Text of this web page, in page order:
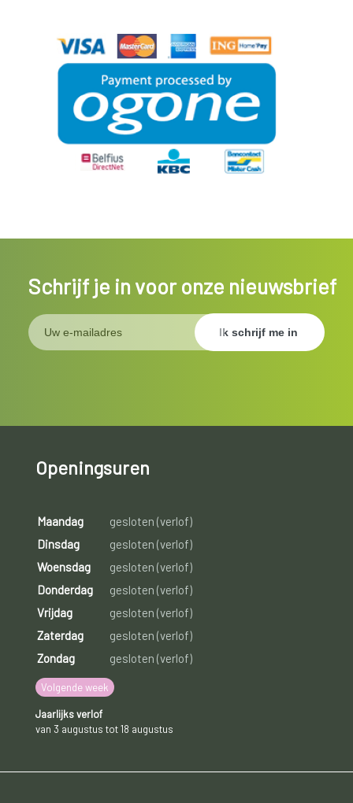
Schrijf je in voor onze nieuwsbrief
Openingsuren
Maandag
gesloten (verlof)
Dinsdag
gesloten (verlof)
Woensdag
gesloten (verlof)
Donderdag
gesloten (verlof)
Vrijdag
gesloten (verlof)
Zaterdag
gesloten (verlof)
Zondag
gesloten (verlof)
Volgende week
Jaarlijks verlof
van 3 augustus tot 18 augustus